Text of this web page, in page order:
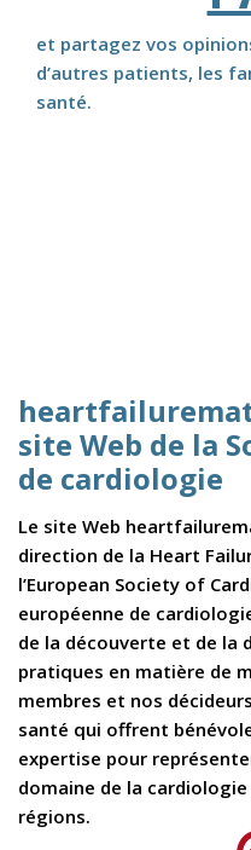
et partagez vos
d’autres patients, les
santé.
site Web de la
de cardiologie
Le site Web
direction de la Heart
l’European Society of
européenne de
de la découverte et de la
pratiques en matière de
membres et nos
santé qui offrent
expertise pour
domaine de la cardiologie
régions.